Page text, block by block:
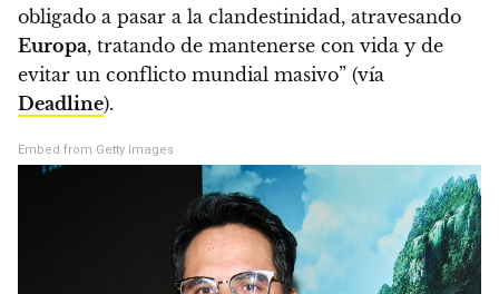
obligado a pasar a la clandestinidad, atravesando
Europa, tratando de mantenerse con vida y de
evitar un conflicto mundial masivo” (vía
Deadline).
Embed from Getty Images